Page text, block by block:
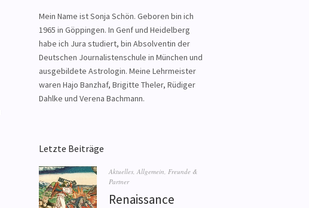
Mein Name ist Sonja Schön. Geboren bin ich
1965 in Göppingen. In Genf und Heidelberg
habe ich Jura studiert, bin Absolventin der
Deutschen Journalistenschule in München und
ausgebildete Astrologin. Meine Lehrmeister
waren Hajo Banzhaf, Brigitte Theler, Rüdiger
Dahlke und Verena Bachmann.
Letzte Beiträge
Aktuelles, Allgemein, Freunde &
Partner
Renaissance